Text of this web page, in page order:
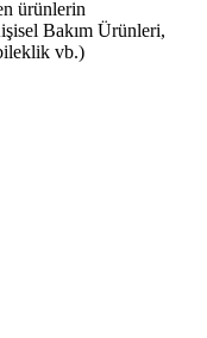
ürünlerin
Bakım Ürünleri,
vb.)